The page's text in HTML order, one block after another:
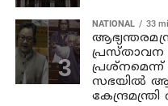
NATIONAL 33
സഭയില്‍